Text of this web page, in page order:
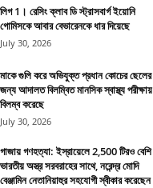
লিগ 1। রেসিং ক্লাব ডি স্ট্রাসবার্গ ইয়োনি
গোমিসকে আবার বেভারেনকে ধার দিয়েছে
July 30, 2026
মাকে গুলি করে অভিযুক্ত প্রধান কোচের ছেলের
জন্য আদালত বিলম্বিত মানসিক স্বাস্থ্য পরীক্ষায়
বিলম্ব করেছে
July 30, 2026
গাজায় গণহত্যা: ইস্রায়েলে 2,500 টিরও বেশি
ভারতীয় অস্ত্র সরবরাহের সাথে, নরেন্দ্র মোদি
বেঞ্জামিন নেতানিয়াহুর সহযোগী স্বীকার করেছেন